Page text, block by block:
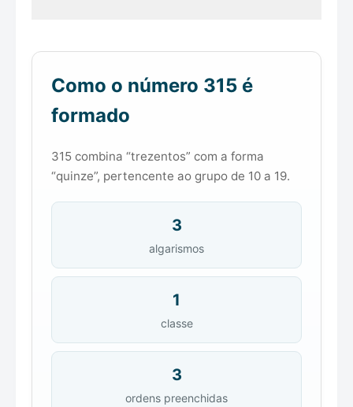
Como o número 315 é
formado
315 combina “trezentos” com a forma
“quinze”, pertencente ao grupo de 10 a 19.
3
algarismos
1
classe
3
ordens preenchidas